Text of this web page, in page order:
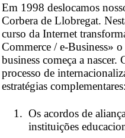
Em 1998 deslocamos
Corbera de Llobregat.
curso da Internet
Commerce / e-Business»
business começa a nascer.
processo de
estratégias complementares:
Os acordos de
instituições